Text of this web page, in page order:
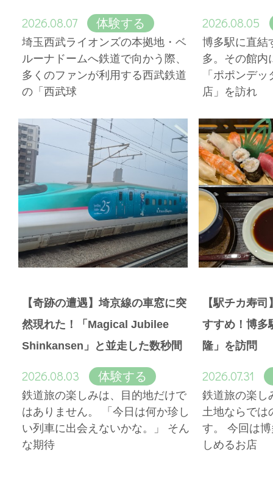
2026.08.07 体験する
埼玉西武ライオンズの本拠地・ベ
ルーナドームへ鉄道で向かう際、
多くのファンが利用する西武鉄道
の「西武球
2026.08.05
博多駅に直結
多。その館内
「ポポンデ
店」を訪れ
【奇跡の遭遇】埼京線の車窓に突
然現れた！「Magical Jubilee
Shinkansen」と並走した数秒間
2026.08.03 体験する
鉄道旅の楽しみは、目的地だけで
はありません。 「今日は何か珍し
い列車に出会えないかな。」 そん
な期待
【駅チカ寿
すすめ！博多
隆」を訪問
2026.07.31
鉄道旅の楽し
土地ならでは
す。 今回は
しめるお店